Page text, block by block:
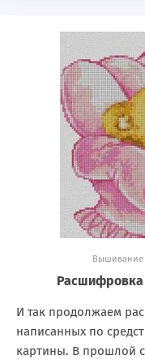
Вышивание
И так продолжаем
написанных по
картины. В прошлой